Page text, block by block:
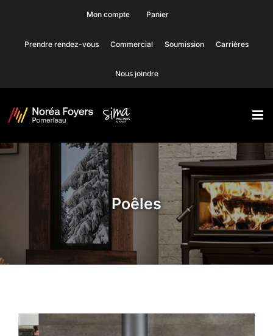
content
Mon compte Panier
Prendre rendez-vous Commercial Soumission Carrières
Nous joindre
Poêles